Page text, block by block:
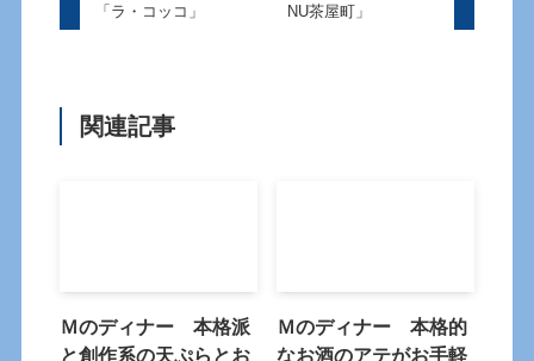
「ラ・コッコ」
NU茶屋町」
関連記事
Ｍのディナー 本格派
と創作系の天ぷらとお
Ｍのディナー 本格的
なお酒のアテがお手軽